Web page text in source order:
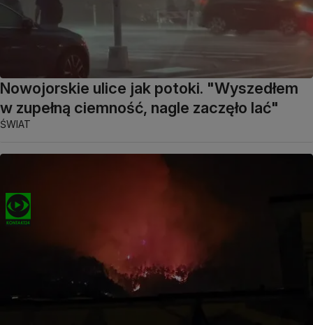
Nowojorskie ulice jak potoki. "Wyszedłem
w zupełną ciemność, nagle zaczęło lać"
ŚWIAT